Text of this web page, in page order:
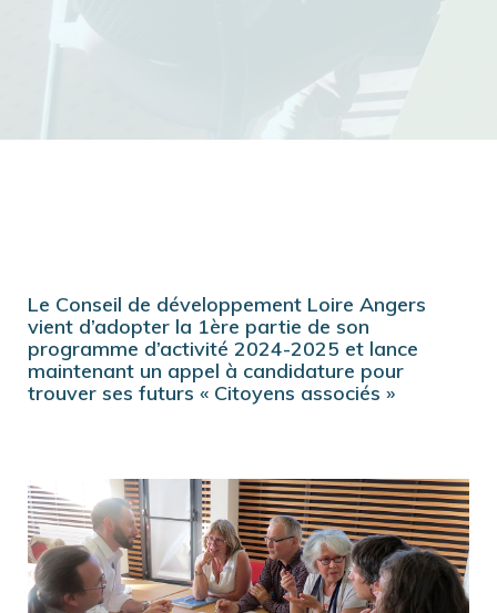
Le Conseil de développement Loire Angers
vient d’adopter la 1ère partie de son
programme d’activité 2024-2025 et lance
maintenant un appel à candidature pour
trouver ses futurs « Citoyens associés »